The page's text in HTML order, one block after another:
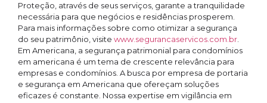
Proteção, através de seus serviços, garante a tranquilidade
necessária para que negócios e residências prosperem.
Para mais informações sobre como otimizar a segurança
do seu patrimônio, visite www.segurancaservicos.com.br
Em Americana, a segurança patrimonial para condomínios
em americana é um tema de crescente relevância para
empresas e condomínios. A busca por empresa de portaria
e segurança em Americana que ofereçam soluções
eficazes é constante. Nossa expertise em vigilância em